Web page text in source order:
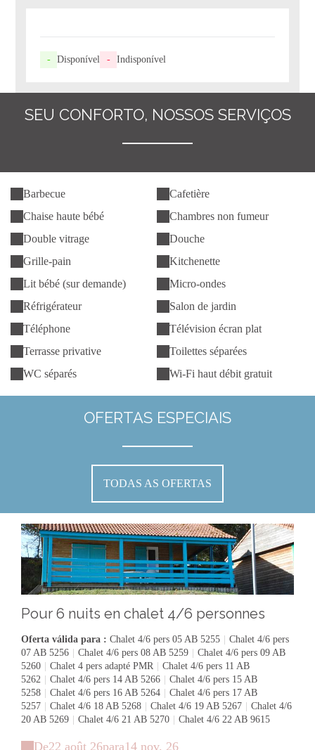
- Disponível - Indisponível
SEU CONFORTO, NOSSOS SERVIÇOS
Barbecue
Cafetière
Chaise haute bébé
Chambres non fumeur
Double vitrage
Douche
Grille-pain
Kitchenette
Lit bébé (sur demande)
Micro-ondes
Réfrigérateur
Salon de jardin
Téléphone
Télévision écran plat
Terrasse privative
Toilettes séparées
WC séparés
Wi-Fi haut débit gratuit
OFERTAS ESPECIAIS
TODAS AS OFERTAS
Pour 6 nuits en chalet 4/6 personnes
Oferta válida para : Chalet 4/6 pers 05 AB 5255
Chalet 4/6 pers
07 AB 5256
Chalet 4/6 pers 08 AB 5259
Chalet 4/6 pers 09 AB
5260
Chalet 4 pers adapté PMR
Chalet 4/6 pers 11 AB
5262
Chalet 4/6 pers 14 AB 5266
Chalet 4/6 pers 15 AB
5258
Chalet 4/6 pers 16 AB 5264
Chalet 4/6 pers 17 AB
5257
Chalet 4/6 18 AB 5268 Chalet 4/6 19 AB 5267
Chalet 4/6
20 AB 5269
Chalet 4/6 21 AB 5270 Chalet 4/6 22 AB 9615
De22 août 26para14 nov. 26